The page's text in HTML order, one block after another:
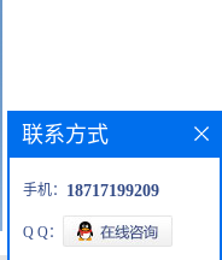
联系方式
手机： 18717199209
Q Q：